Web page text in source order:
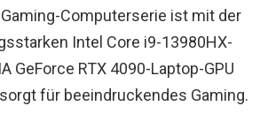
Computerserie ist mit der
Intel Core i9-13980HX-
GeForce RTX 4090-Laptop-GPU
für beeindruckendes Gaming.